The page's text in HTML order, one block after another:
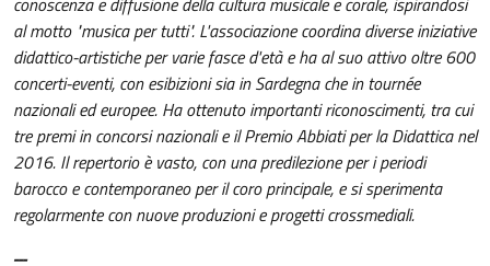
al motto "musica per tutti". L'associazione coordina diverse iniziative
didattico-artistiche per varie fasce d'età e ha al suo attivo oltre 600
concerti-eventi, con esibizioni sia in Sardegna che in tournée
nazionali ed europee. Ha ottenuto importanti riconoscimenti, tra cui
tre premi in concorsi nazionali e il Premio Abbiati per la Didattica nel
2016. Il repertorio è vasto, con una predilezione per i periodi
barocco e contemporaneo per il coro principale, e si sperimenta
regolarmente con nuove produzioni e progetti crossmediali.
---